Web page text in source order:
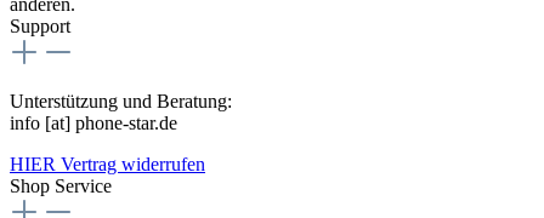
Support
Unterstützung und Beratung:
info [at] phone-star.de
HIER Vertrag widerrufen
Shop Service